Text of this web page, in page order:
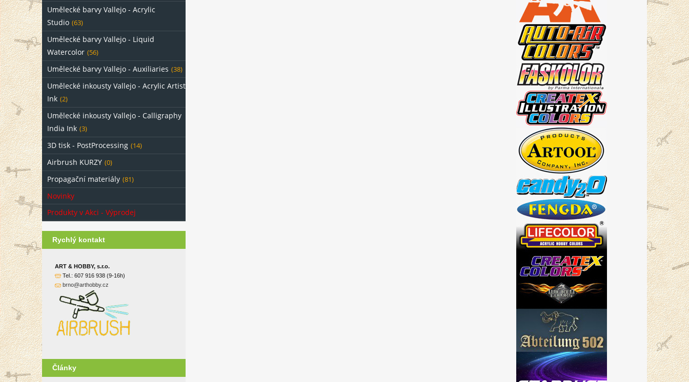
Umělecké barvy Vallejo - Acrylic
Studio (63)
Umělecké barvy Vallejo - Liquid
Watercolor (56)
Umělecké barvy Vallejo - Auxiliaries (38)
Umělecké inkousty Vallejo - Acrylic Artist
Ink (2)
Umělecké inkousty Vallejo - Calligraphy
India Ink (3)
3D tisk - PostProcessing (14)
Airbrush KURZY (0)
Propagační materiály (81)
Novinky
Produkty v Akci - Výprodej
Rychlý kontakt
ART & HOBBY, s.r.o.
Tel.: 607 916 938 (9-16h)
brno@arthobby.cz
Články